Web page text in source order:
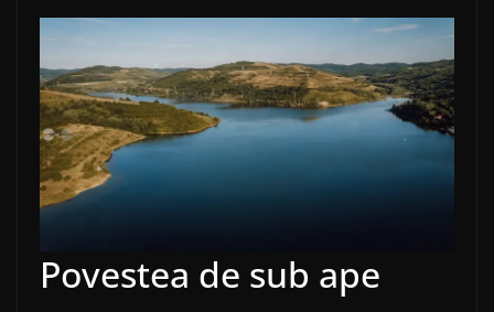
Povestea de sub ape